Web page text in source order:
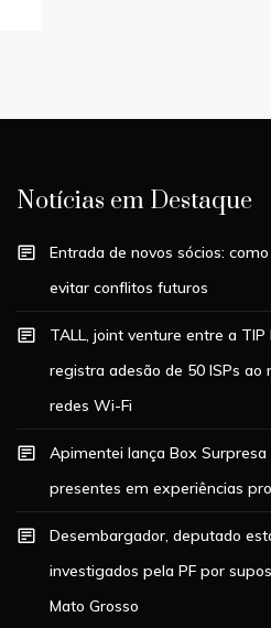
Notícias em Destaque
Entrada de novos sócios:
evitar conflitos futuros
TALL, joint venture entre a TIP
registra adesão de 50 ISPs
redes Wi-Fi
Apimentei lança Box
presentes em experiências
Desembargador, deputado
investigados pela PF por
Mato Grosso